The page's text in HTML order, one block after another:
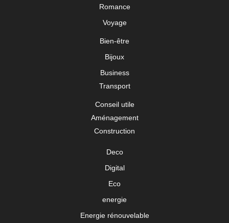
Romance
Voyage
Bien-être
Bijoux
Business
Transport
Conseil utile
Aménagement
Construction
Deco
Digital
Eco
energie
Energie rénouvelable